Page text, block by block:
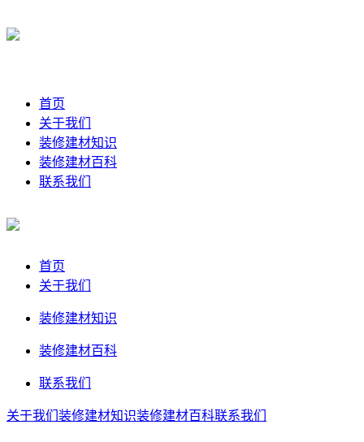
首页
关于我们
装修建材知识
装修建材百科
联系我们
首页
关于我们
装修建材知识
装修建材百科
联系我们
关于我们 装修建材知识装修建材百科联系我们